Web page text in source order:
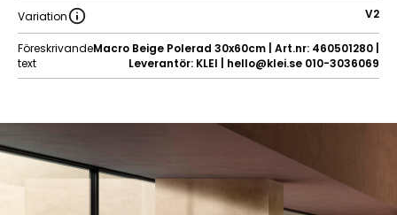
Variation V2
Föreskrivande
text
Macro Beige Polerad 30x60cm | Art.nr: 460501280 |
Leverantör: KLEI | hello@klei.se 010-3036069